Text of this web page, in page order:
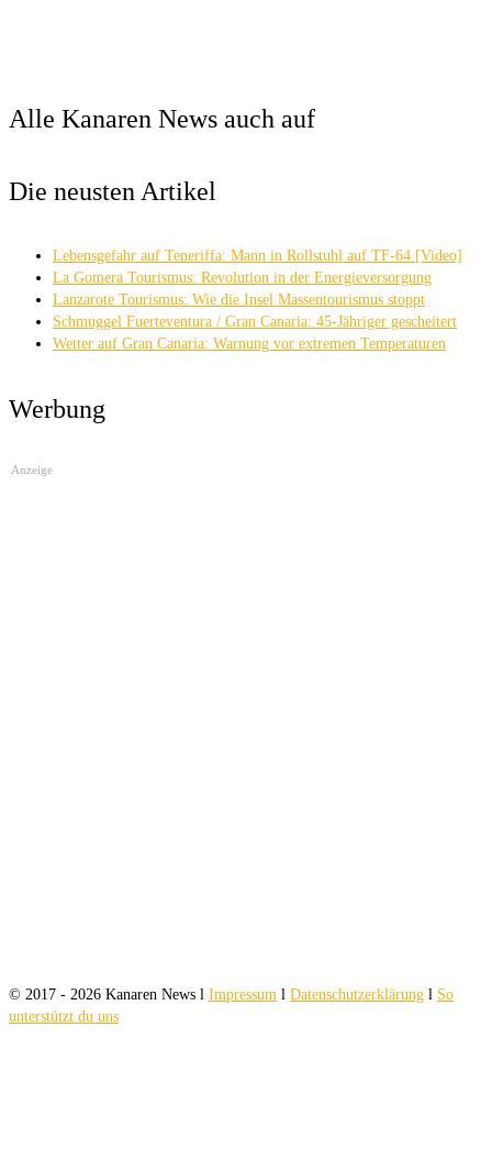
Alle Kanaren News auch auf
Die neusten Artikel
Lebensgefahr auf Teneriffa: Mann in Rollstuhl auf TF-64 [Video]
La Gomera Tourismus: Revolution in der Energieversorgung
Lanzarote Tourismus: Wie die Insel Massentourismus stoppt
Schmuggel Fuerteventura / Gran Canaria: 45-Jähriger gescheitert
Wetter auf Gran Canaria: Warnung vor extremen Temperaturen
Werbung
Anzeige
© 2017 - 2026 Kanaren News l Impressum l Datenschutzerklärung l So
unterstützt du uns